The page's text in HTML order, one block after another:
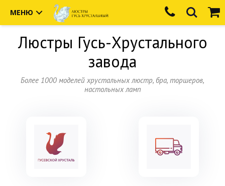
МЕНЮ
Люстры Гусь-Хрустального
завода
Более 1000 моделей хрустальных люстр, бра, торшеров,
настольных ламп